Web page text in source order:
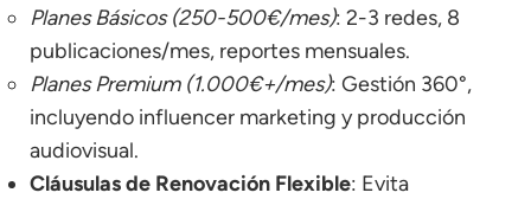
Planes Básicos (250-500€/mes): 2-3 redes, 8
publicaciones/mes, reportes mensuales.
Planes Premium (1.000€+/mes): Gestión 360°,
incluyendo influencer marketing y producción
audiovisual.
Cláusulas de Renovación Flexible: Evita